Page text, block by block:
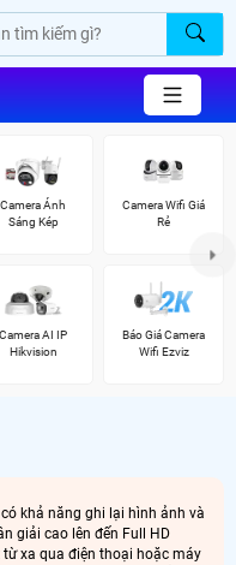
Camera Ánh
Sáng Kép
Camera Wifi Giá
Rẻ
Camera AI IP
Hikvision
Báo Giá Camera
Wifi Ezviz
khả năng ghi lại hình ảnh và
giải cao lên đến Full HD
xa qua điện thoại hoặc máy